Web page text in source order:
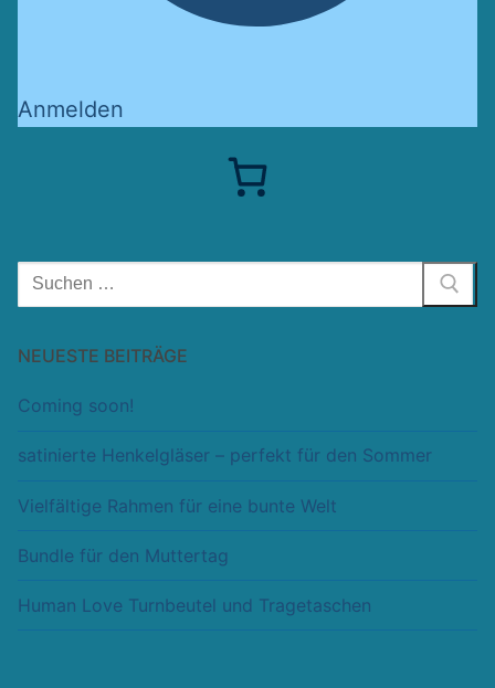
Anmelden
Suchen
nach:
NEUESTE BEITRÄGE
Coming soon!
satinierte Henkelgläser – perfekt für den Sommer
Vielfältige Rahmen für eine bunte Welt
Bundle für den Muttertag
Human Love Turnbeutel und Tragetaschen